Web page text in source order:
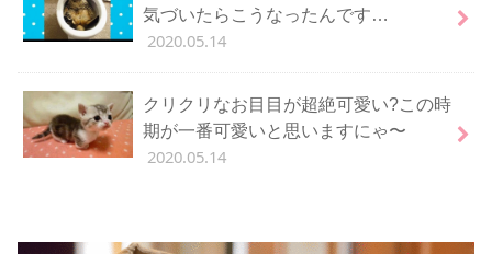
気づいたらこうなったんです…
2020.05.14
クリクリなお目目が超絶可愛い?この時
期が一番可愛いと思いますにゃ〜
2020.05.14